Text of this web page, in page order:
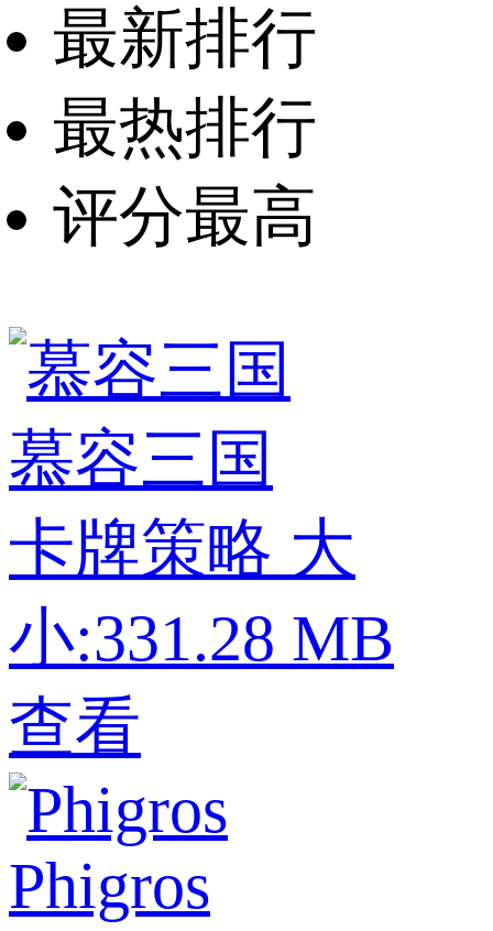
最新排行
最热排行
评分最高
慕容三国
卡牌策略 大
小:331.28 MB
查看
Phigros